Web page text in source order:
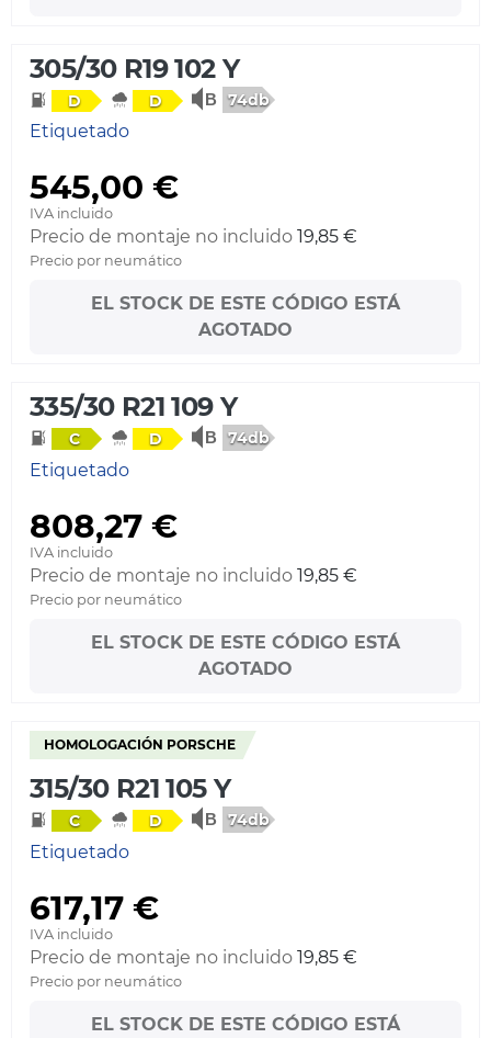
305/30 R19 102 Y
D D 74db
Etiquetado
545,00 €
IVA incluido
Precio de montaje no incluido 19,85 €
Precio por neumático
EL STOCK DE ESTE CÓDIGO ESTÁ
AGOTADO
335/30 R21 109 Y
C D 74db
Etiquetado
808,27 €
IVA incluido
Precio de montaje no incluido 19,85 €
Precio por neumático
EL STOCK DE ESTE CÓDIGO ESTÁ
AGOTADO
HOMOLOGACIÓN PORSCHE
315/30 R21 105 Y
C D 74db
Etiquetado
617,17 €
IVA incluido
Precio de montaje no incluido 19,85 €
Precio por neumático
EL STOCK DE ESTE CÓDIGO ESTÁ